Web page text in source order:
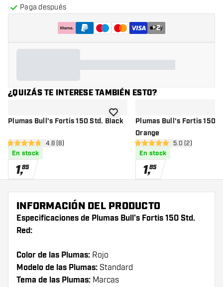
Paga después
+2
¿QUIZÁS TE INTERESE TAMBIÉN ESTO?
Plumas Bull's Fortis 150 Std. Black
abrir panel de reseñas
4.8 estrellas de puntuación
4.8 (8)
En stock
1,85
añadir a la lista de deseos
Plumas Bull's Fortis 150
Orange
abrir panel de
5 estrellas de puntuación
5.0 (2)
En stock
1,85
INFORMACIÓN DEL PRODUCTO
Especificaciones de Plumas Bull's Fortis 150 Std.
Red:
Color de las Plumas: Rojo
Modelo de las Plumas: Standard
Tema de las Plumas: Marcas